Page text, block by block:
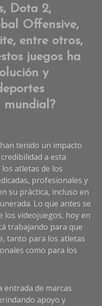
Dota 2,
Offensive,
entre otros,
juegos ha
y
mundial?
tenido un impacto
a esta
atletas de los
profesionales y
su práctica, incluso en
Lo que antes se
los videojuegos, hoy en
trabajando para que
tanto para los atletas
como para los
entrada de marcas
apoyo y